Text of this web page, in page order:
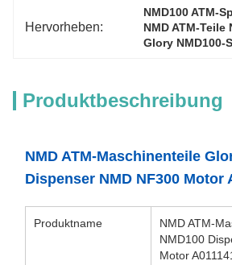
Hervorheben:
NMD100 ATM-
NMD ATM-Teile
Glory NMD100-
Produktbeschreibung
NMD ATM-Maschinenteile
Dispenser NMD NF300 Motor
Produktname
NMD ATM-
NMD100
Motor